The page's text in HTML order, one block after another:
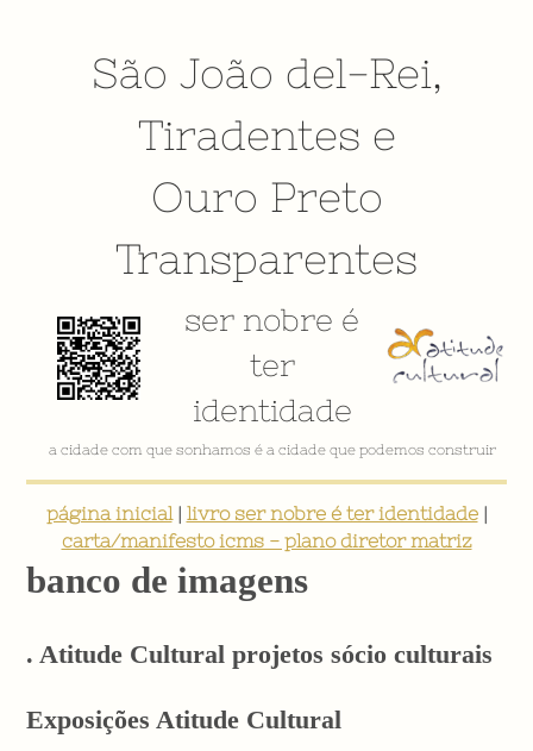
São João del-Rei,
Tiradentes e
Ouro Preto
Transparentes
ser nobre é
ter
identidade
VÍDEO INSTITUCIONAL
página inicial| livro ser nobre é ter identidade|
carta/manifesto icms - plano diretor matriz
banco de imagens
. Atitude Cultural projetos sócio culturais
Exposições Atitude Cultural